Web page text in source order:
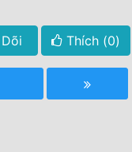
Thích (0)